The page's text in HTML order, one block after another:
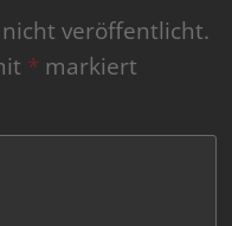
veröffentlicht.
* markiert